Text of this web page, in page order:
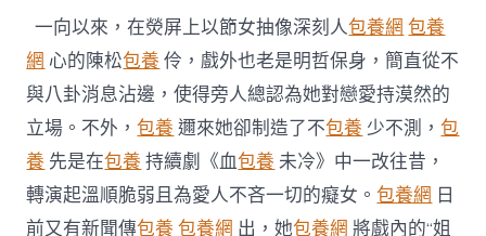
姐
弟
戀
風
聞
戲
內
戲
外
皆
一向以來，在熒屏上以節女抽像深刻人包養網 包養
網 心的陳松包養 伶，戲外也老是明哲保身，簡直從不
與八卦消息沾邊，使得旁人總認為她對戀愛持漠然的
立場。不外，包養 邇來她卻制造了不包養 少不測，包
養 先是在包養 持續劇《血包養 未冷》中一改往昔，
轉演起溫順脆弱且為愛人不吝一切的癡女。包養網 日
前又有新聞傳包養 包養網 出，她包養網 將戲內的“姐